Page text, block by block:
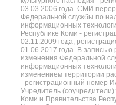
03.03.2006 года. СМИ
Федеральной службы по
информационных
Республике Коми -
02.11.2009 года,
01.06.2017 года. В запись
изменения Федеральной
информационных
изменением территории
- регистрационный номер
Учредитель
Коми и Правительства